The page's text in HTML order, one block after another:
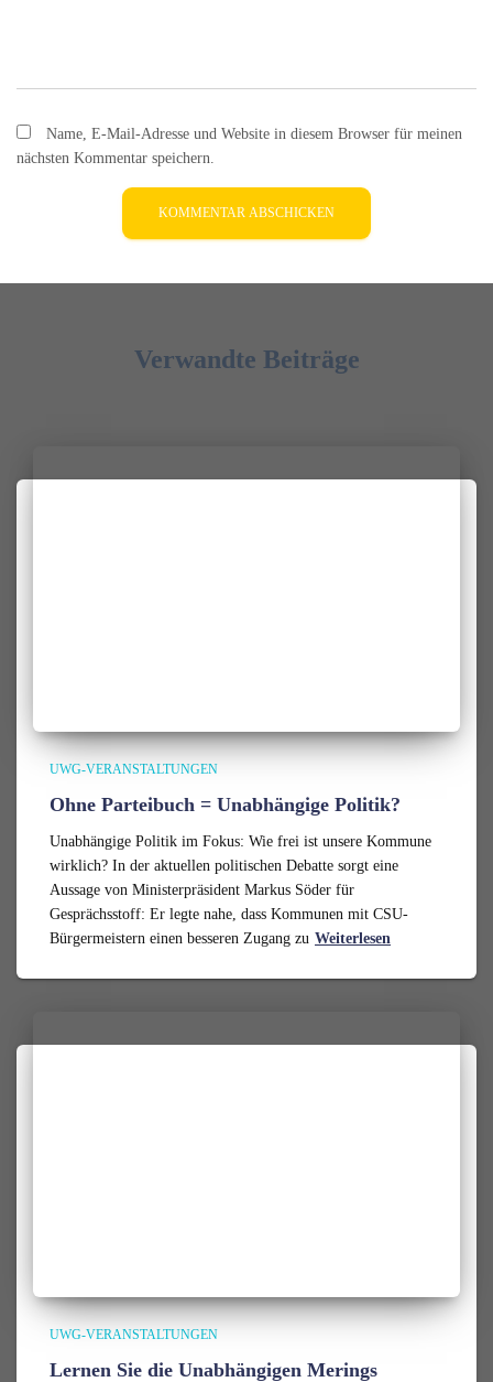
Name, E-Mail-Adresse und Website in diesem Browser für meinen
nächsten Kommentar speichern.
Verwandte Beiträge
UWG-VERANSTALTUNGEN
Ohne Parteibuch = Unabhängige Politik?
Unabhängige Politik im Fokus: Wie frei ist unsere Kommune
wirklich? In der aktuellen politischen Debatte sorgt eine
Aussage von Ministerpräsident Markus Söder für
Gesprächsstoff: Er legte nahe, dass Kommunen mit CSU-
Bürgermeistern einen besseren Zugang zu Weiterlesen
UWG-VERANSTALTUNGEN
Lernen Sie die Unabhängigen Merings